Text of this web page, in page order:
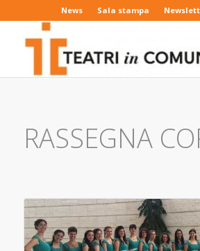
News Sala stampa
RASSEGNA